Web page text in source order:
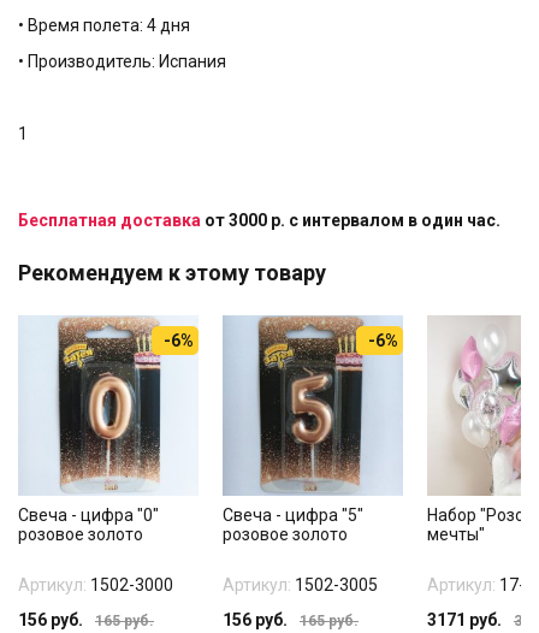
• Время полета: 4 дня
• Производитель: Испания
1
Бесплатная доставка от 3000 р. с интервалом в один час.
Рекомендуем к этому товару
-6%
Свеча - цифра "0"
розовое золото
Артикул: 1502-3000
156 руб. 165руб.
-6%
Свеча - цифра "5"
розовое золото
Артикул: 1502-3005
156 руб. 165руб.
Набор
мечты"
Артикул: 17-
3171 руб.